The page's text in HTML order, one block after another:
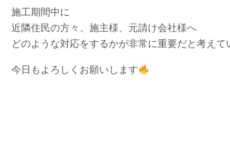
施工期間中に
近隣住民の方々、施主様、元請け会社様へ
どのような対応をするかが非常に重要だと考えて
今日もよろしくお願いします